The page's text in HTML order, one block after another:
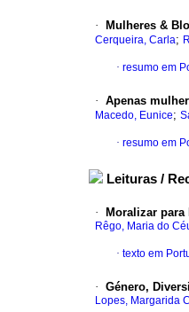
· Mulheres &
Cerqueira, Carla;
· resumo em
· Apenas
Macedo, Eunice;
· resumo em
Leituras /
· Moralizar
Rêgo, Maria do
· texto em
· Género,
Lopes, Margarida